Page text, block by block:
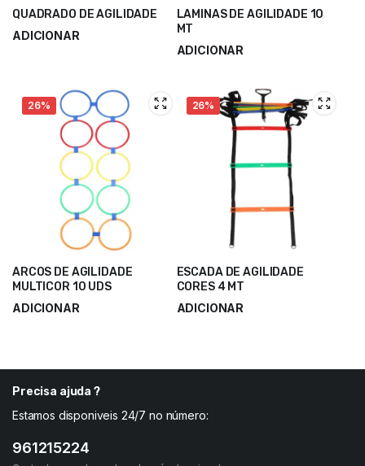
QUADRADO DE AGILIDADE
ADICIONAR
LAMINAS DE AGILIDADE 10
MT
ADICIONAR
26%
ARCOS DE AGILIDADE
MULTICOR 10 UDS
ADICIONAR
26%
ESCADA DE AGILIDADE
CORES 4 MT
ADICIONAR
Precisa ajuda ?
Estamos disponiveis 24/7 no número:
961215224